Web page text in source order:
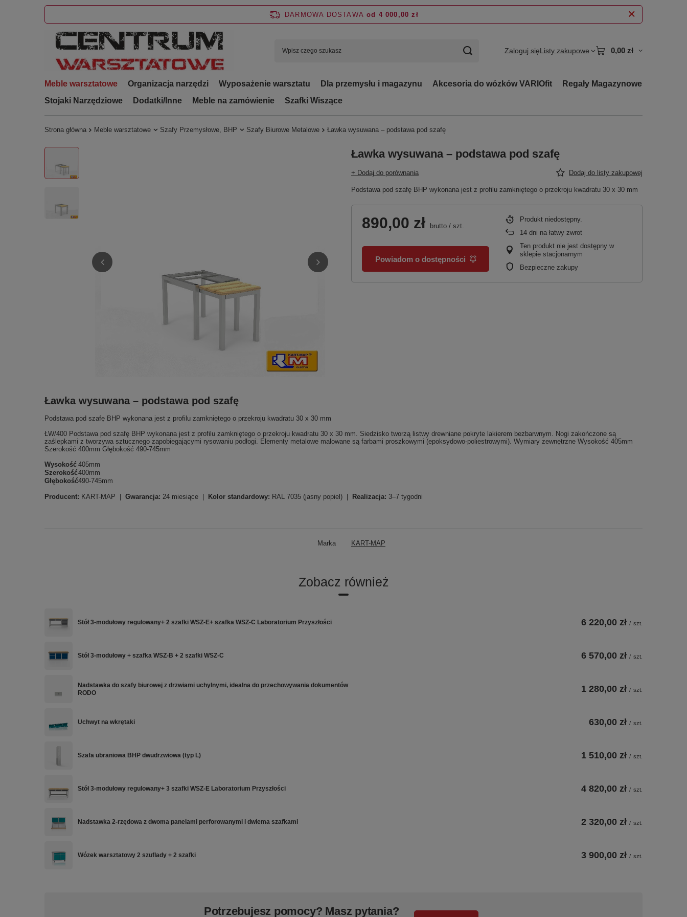
DARMOWA DOSTAWA od 4 000,00 zł
Zaloguj sięListy zakupowe 0,00 zł
Meble warsztatowe Organizacja narzędzi Wyposażenie warsztatu Dla przemysłu i magazynu Akcesoria do wózków VARIOfit
Regały Magazynowe
Stojaki Narzędziowe
Dodatki/Inne Meble na zamówienie Szafki Wiszące
Strona główna Meble warsztatowe Szafy Przemysłowe, BHP Szafy Biurowe Metalowe Ławka wysuwana – podstawa pod szafę
Ławka wysuwana – podstawa pod szafę
+ Dodaj do porównania Dodaj do listy zakupowej
Podstawa pod szafę BHP wykonana jest z profilu zamkniętego o przekroju kwadratu 30 x 30 mm
890,00 zł brutto / szt.
Powiadom o dostępności
Produkt niedostępny
14 dni na łatwy zwrot
Ten produkt nie jest dostępny w
sklepie stacjonarnym
Bezpieczne zakupy
Ławka wysuwana – podstawa pod szafę
Podstawa pod szafę BHP wykonana jest z profilu zamkniętego o przekroju kwadratu 30 x 30 mm
ŁW/400 Podstawa pod szafę BHP wykonana jest z profilu zamkniętego o przekroju kwadratu 30 x 30 mm. Siedzisko tworzą listwy drewniane pokryte lakierem bezbarwnym. Nogi zakończone są
zaślepkami z tworzywa sztucznego zapobiegającymi rysowaniu podłogi. Elementy metalowe malowane są farbami proszkowymi (epoksydowo-poliestrowymi). Wymiary zewnętrzne Wysokość 405mm
Szerokość 400mm Głębokość 490-745mm
Wysokość 405mm
Szerokość400mm
Głębokość490-745mm
Producent: KART-MAP | Gwarancja: 24 miesiące | Kolor standardowy: RAL 7035 (jasny popiel) | Realizacja: 3–7 tygodni
Marka KART-MAP
Zobacz również
Stół 3-modułowy regulowany+ 2 szafki WSZ-E+ szafka WSZ-C Laboratorium Przyszłości 6 220,00 zł / szt.
Stół 3-modułowy + szafka WSZ-B + 2 szafki WSZ-C 6 570,00 zł / szt.
Nadstawka do szafy biurowej z drzwiami uchylnymi, idealna do przechowywania dokumentów
RODO
1 280,00 zł / szt.
Uchwyt na wkrętaki 630,00 zł / szt.
Szafa ubraniowa BHP dwudrzwiowa (typ L) 1 510,00 zł / szt.
Stół 3-modułowy regulowany+ 3 szafki WSZ-E Laboratorium Przyszłości 4 820,00 zł / szt.
Nadstawka 2-rzędowa z dwoma panelami perforowanymi i dwiema szafkami 2 320,00 zł / szt.
Wózek warsztatowy 2 szuflady + 2 szafki 3 900,00 zł / szt.
Potrzebujesz pomocy? Masz pytania?